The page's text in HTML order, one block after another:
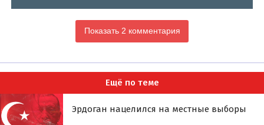
Показать 2 комментария
Ещё по теме
Эрдоган нацелился на местные выборы